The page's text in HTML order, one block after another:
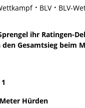
BLV BLV-
ihr Ratingen-
Gesamtsieg
Hürden